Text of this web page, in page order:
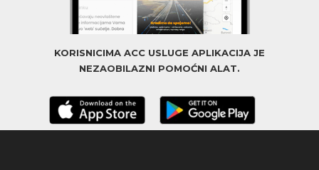
KORISNICIMA ACC USLUGE APLIKACIJA JE
NEZAOBILAZNI POMOĆNI ALAT.